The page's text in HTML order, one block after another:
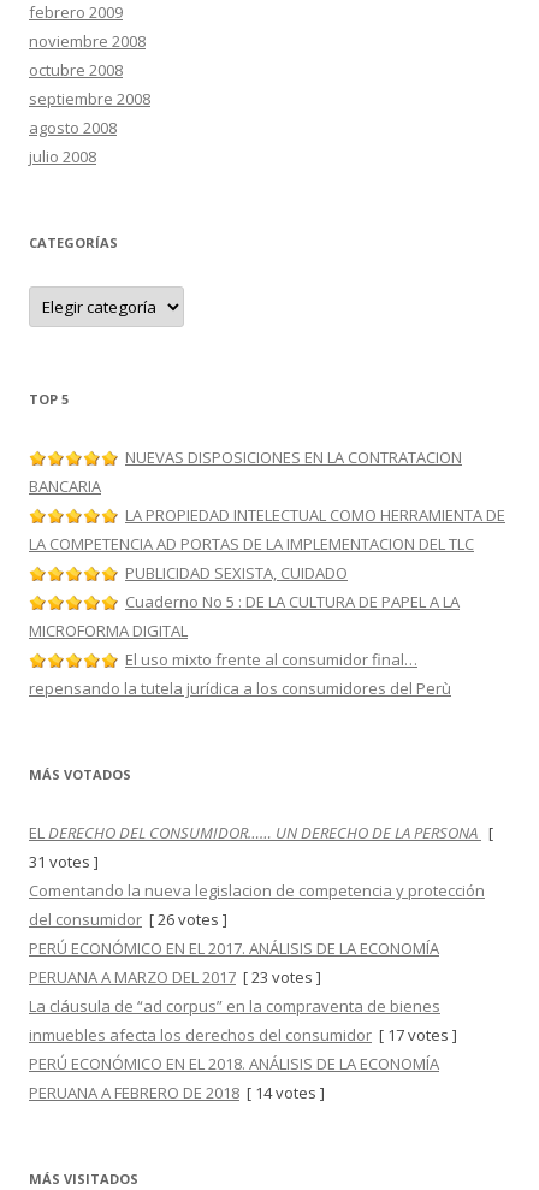
febrero 2009
noviembre 2008
octubre 2008
septiembre 2008
agosto 2008
julio 2008
CATEGORÍAS
C
t
r
s
TOP 5
NUEVAS DISPOSICIONES EN LA CONTRATACION
BANCARIA
LA PROPIEDAD INTELECTUAL COMO HERRAMIENTA DE
LA COMPETENCIA AD PORTAS DE LA IMPLEMENTACION DEL TLC
PUBLICIDAD SEXISTA, CUIDADO
Cuaderno No 5 : DE LA CULTURA DE PAPEL A LA
MICROFORMA DIGITAL
El uso mixto frente al consumidor final…
repensando la tutela jurídica a los consumidores del Perù
MÁS VOTADOS
ELDERECHO DEL CONSUMIDOR…… UN DERECHO DE LA PERSONA [
31 votes ]
Comentando la nueva legislacion de competencia y protección
del consumidor [ 26 votes ]
PERÚ ECONÓMICO EN EL 2017. ANÁLISIS DE LA ECONOMÍA
PERUANA A MARZO DEL 2017 [ 23 votes ]
La cláusula de “ad corpus” en la compraventa de bienes
inmuebles afecta los derechos del consumidor [ 17 votes ]
PERÚ ECONÓMICO EN EL 2018. ANÁLISIS DE LA ECONOMÍA
PERUANA A FEBRERO DE 2018 [ 14 votes ]
MÁS VISITADOS